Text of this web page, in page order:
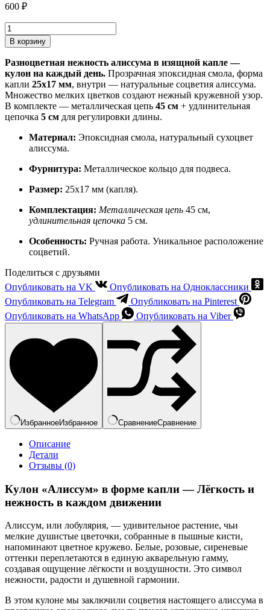
600 ₽
Количество
товара
Кулон
"Алиссум"
в
капле
В корзину
Разноцветная нежность алиссума в изящной капле —
кулон на каждый день. Прозрачная эпоксидная смола, форма
капли 25х17 мм, внутри — натуральные соцветия алиссума.
Множество мелких цветков создают нежный кружевной узор.
В комплекте — металлическая цепь 45 см + удлинительная
цепочка 5 см для регулировки длины.
Материал: Эпоксидная смола, натуральный сухоцвет
алиссума.
Фурнитура: Металлическое кольцо для подвеса.
Размер: 25х17 мм (капля).
Комплектация: Металлическая цепь 45 см,
удлинительная цепочка 5 см.
Особенность: Ручная работа. Уникальное расположение
соцветий.
Поделиться с друзьями
Опубликовать на VK
Опубликовать на Одноклассники
Опубликовать на Telegram
Опубликовать на Pinterest
Опубликовать на WhatsApp
Опубликовать на Viber
ИзбранноеИзбранное СравнениеСравнение
Описание
Детали
Отзывы (0)
Кулон «Алиссум» в форме капли — Лёгкость и
нежность в каждом движении
Алиссум, или лобулярия, — удивительное растение, чьи
мелкие душистые цветочки, собранные в пышные кисти,
напоминают цветное кружево. Белые, розовые, сиреневые
оттенки переплетаются в единую акварельную гамму,
создавая ощущение лёгкости и воздушности. Это символ
нежности, радости и душевной гармонии.
В этом кулоне мы заключили соцветия настоящего алиссума в